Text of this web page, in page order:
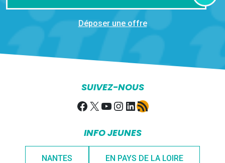
Déposer une offre
SUIVEZ-NOUS
Facebook
X YouTube
Instagram
LinkedIn
Flux RSS
INFO JEUNES
NANTES EN PAYS DE LA LOIRE